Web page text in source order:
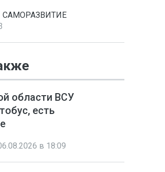
САМОРАЗВИТИЕ
области ВСУ
есть
в 18:09